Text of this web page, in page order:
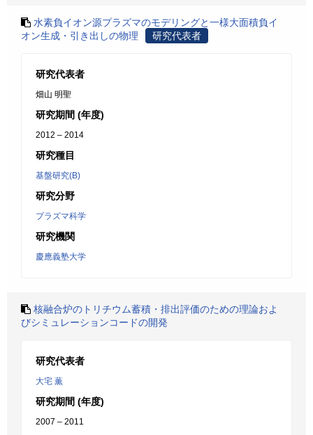
水素負イオン源プラズマのモデリングと一様大面積負イ
オン生成・引き出しの物理
研究代表者
研究代表者
畑山 明聖
研究期間 (年度)
2012 – 2014
研究種目
基盤研究(B)
研究分野
プラズマ科学
研究機関
慶應義塾大学
核融合炉のトリチウム蓄積・排出評価のための理論およ
びシミュレーションコードの開発
研究代表者
大宅 薫
研究期間 (年度)
2007 – 2011